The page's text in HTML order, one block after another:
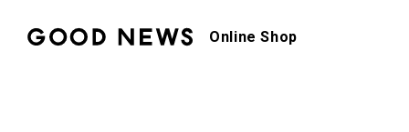
Online Shop